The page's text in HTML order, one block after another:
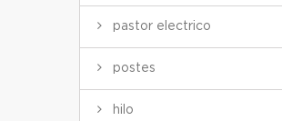
pastor electrico
postes
hilo